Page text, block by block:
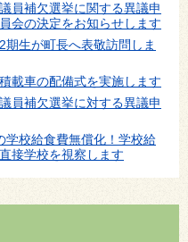
員補欠選挙に関する異議申
会の決定をお知らせします
生が町長へ表敬訪問しま
載車の配備式を実施します
員補欠選挙に対する異議申
学校給食費無償化！学校給
接学校を視察します